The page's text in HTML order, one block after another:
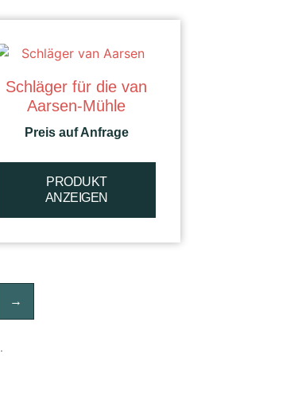
Schläger für die van
Aarsen-Mühle
Preis auf Anfrage
PRODUKT
ANZEIGEN
→